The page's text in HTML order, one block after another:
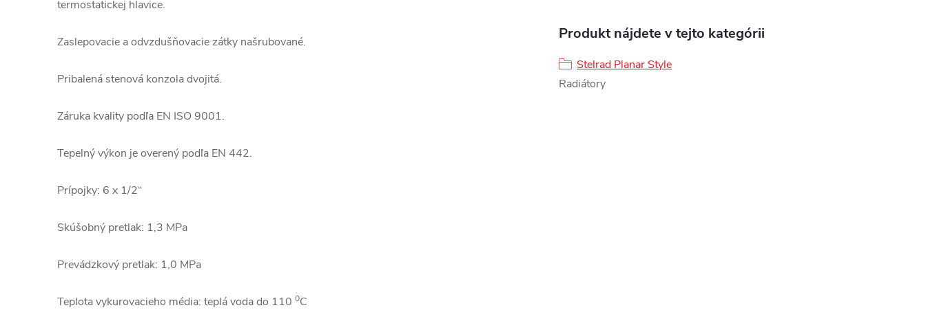
termostatickej hlavice.
Zaslepovacie a odvzdušňovacie zátky našrubované.
Pribalená stenová konzola dvojitá.
Záruka kvality podľa EN ISO 9001.
Tepelný výkon je overený podľa EN 442.
Prípojky: 6 x 1/2“
Skúšobný pretlak: 1,3 MPa
Prevádzkový pretlak: 1,0 MPa
Teplota vykurovacieho média: teplá voda do 110 0C
Produkt nájdete v tejto kategórii
Stelrad Planar Style
Radiátory